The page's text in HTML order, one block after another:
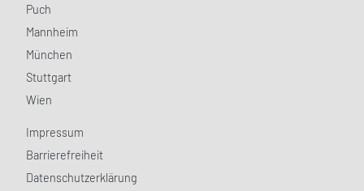
Puch
Mannheim
München
Stuttgart
Wien
Impressum
Barrierefreiheit
Datenschutzerklärung